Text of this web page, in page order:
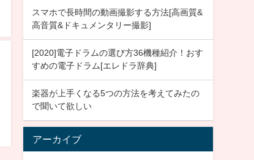
スマホで長時間の動画撮影する方法[高画質&
高音質&ドキュメンタリー撮影]
[2020]電子ドラムの選び方36機種紹介！おす
すめの電子ドラム[エレドラ辞典]
楽器が上手くなる5つの方法を考えてみたの
で聞いて欲しい
アーカイブ